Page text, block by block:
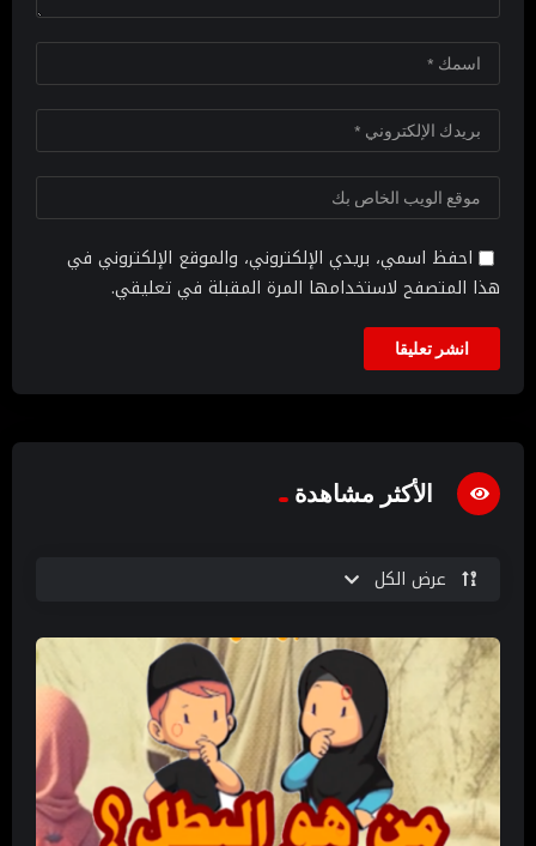
احفظ اسمي، بريدي الإلكتروني، والموقع الإلكتروني في
هذا المتصفح لاستخدامها المرة المقبلة في تعليقي.
الأكثر مشاهدة
عرض الكل